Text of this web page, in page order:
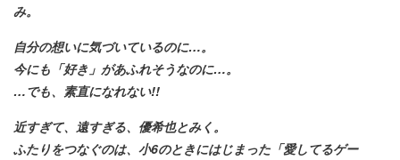
み。
自分の想いに気づいているのに…。
今にも「好き」があふれそうなのに…。
…でも、素直になれない!!
近すぎて、遠すぎる、優希也とみく。
ふたりをつなぐのは、小6のときにはじまった「愛してるゲー